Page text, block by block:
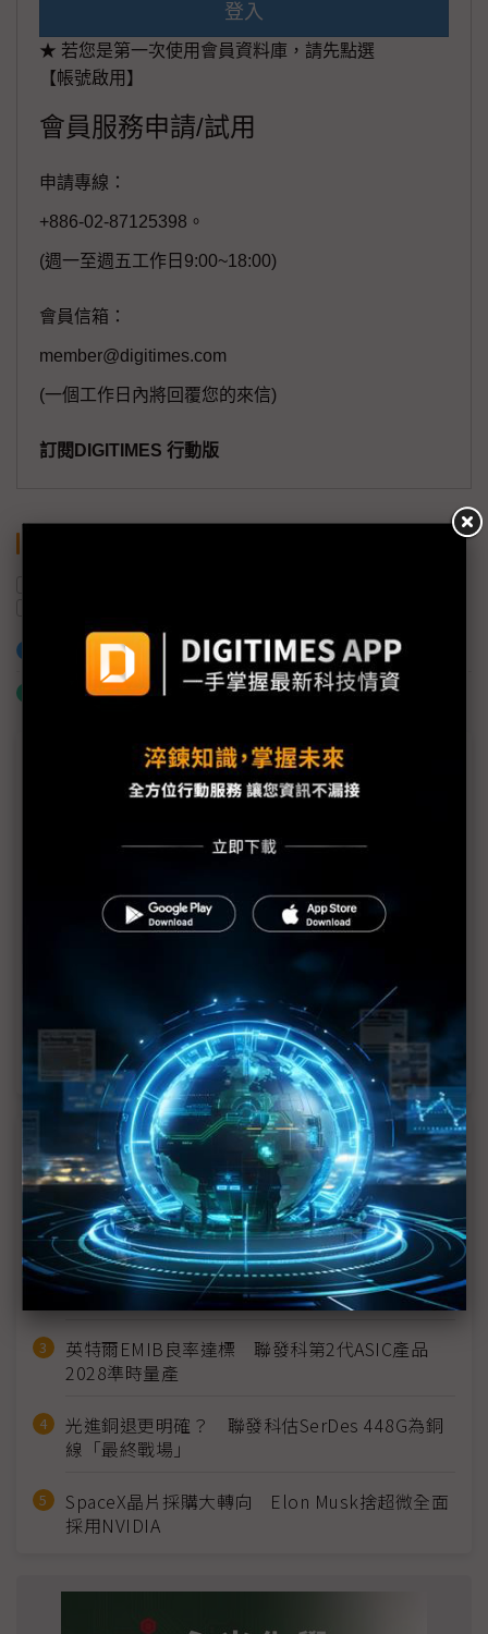
登入
★ 若您是第一次使用會員資料庫，請先點選
【帳號啟用】
會員服務申請/試用
申請專線：
+886-02-87125398。
(週一至週五工作日9:00~18:00)
會員信箱：
member@digitimes.com
(一個工作日內將回覆您的來信)
訂閱DIGITIMES 行動版
加入已選取到「關鍵字追蹤」
什麼是「關鍵字追蹤」
議題精選－AI晶片帶旺半導體設備需求
打入台積、ASML供應鏈 宏碩年營收雙位數成長
搭上NVIDIA生成AI商機 愛德萬前景受關注
因應AI時代 三星公布新晶圓代工戰略
近７天熱門報導
MLCC訂單過熱、出貨比創高 村田示警全球AI基
建熱潮將趨緩
2027全年記憶體產能提前售罄 買家「祕而不
宣」只怕買不夠
英特爾EMIB良率達標 聯發科第2代ASIC產品
2028準時量產
光進銅退更明確？ 聯發科估SerDes 448G為銅
線「最終戰場」
SpaceX晶片採購大轉向 Elon Musk捨超微全面
採用NVIDIA